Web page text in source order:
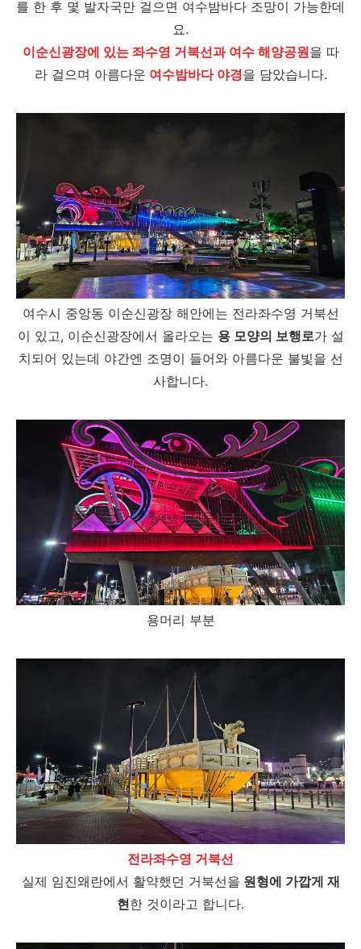
를 한 후 몇 발자국만 걸으면 여수밤바다 조망이 가능한데
요.
이순신광장에 있는 좌수영 거북선과 여수 해양공원을 따
라 걸으며 아름다운 여수밤바다 야경을 담았습니다.
여수시 중앙동 이순신광장 해안에는 전라좌수영 거북선
이 있고, 이순신광장에서 올라오는 용 모양의 보행로가 설
치되어 있는데 야간엔 조명이 들어와 아름다운 불빛을 선
사합니다.
용머리 부분
전라좌수영 거북선
실제 임진왜란에서 활약했던 거북선을 원형에 가깝게 재
현한 것이라고 합니다.